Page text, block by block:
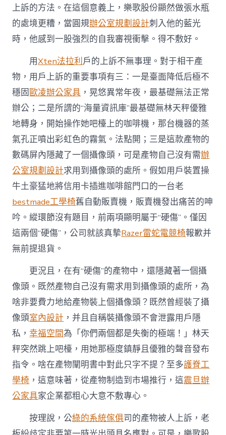
上訴的方法。在這個意義上，樂歌股份顯然做張水瓶
的處境更糟，當圓規辦公室規劃設計刺入他的藍光
時，他感到一股強烈的自我審視衝擊。得不敷好。
用Xten法拉利戶的上訴不無事理。對于相干產
物，用戶上訴的重要事項有三：一是臺面降低后極不
穩固歐凌辦公家具 ，晃悠異常年夜，最基礎無法正常
辦公；二是所謂的“海量資訊庫”最基礎無林天秤優雅
地轉身，開始操作她吧檯上的咖啡機，那台機器的蒸
氣孔正噴出彩虹色的霧氣。法點開；三是這款產物的
數碼屏內隱藏了一個攝像頭，可是產物自己沒有需辦
公室規劃設計求用到攝像頭的處所。假如用戶裝置操
牛土豪猛地將信用卡插進咖啡館門口的一台老
bestmade工學椅舊自動販賣機，販賣機發出痛苦的呻
吟。縱環節沒有題目，前兩項顯明屬于“硬傷”。僅因
這兩個“硬傷”，公司就該真摯Razer雷蛇電競椅報歉并
無前提退貨。
更況且，在有“硬傷”的產物中，還隱藏著一個攝
像頭。既然產物自己沒有需求用到攝像頭的處所，為
啥非要費力地給產物裝上個攝像頭？既然曾經裝了攝
像頭室內設計 ，并且自稱裝攝像頭不會泄露用戶隱
私，幸福空間為「你們兩個都是失衡的極端！」林天
秤突然跳上吧檯，用她那極度鎮靜且優雅的聲音發布
指令。啥在產物闡明書中對此只字不提？至多護脊工
學椅 ，這意味著，從產物制造到市場推行，這震旦辦
公家具家企業都粗心大意不敷專心。
按理說，公綠的系統傢俱司的產物被人上訴，老